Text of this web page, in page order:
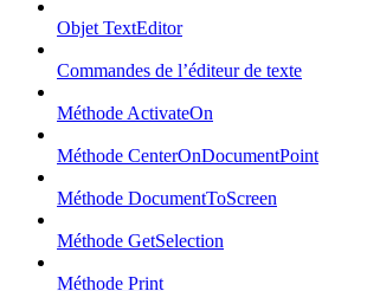
Objet TextEditor
Commandes de l’éditeur de texte
Méthode ActivateOn
Méthode CenterOnDocumentPoint
Méthode DocumentToScreen
Méthode GetSelection
Méthode Print